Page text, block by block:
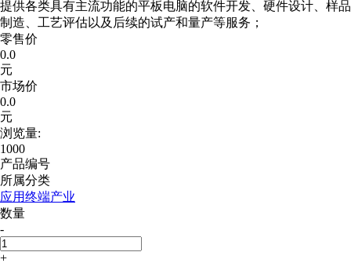
提供各类具有主流功能的平板电脑的软件开发、硬件设计、样品
制造、工艺评估以及后续的试产和量产等服务；
零售价
0.0
元
市场价
0.0
元
浏览量:
1000
产品编号
所属分类
应用终端产业
数量
-
+